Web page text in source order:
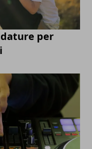
per